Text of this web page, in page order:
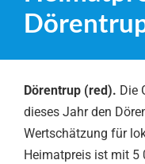
Dörentrup (red). Die
dieses Jahr den
Wertschätzung für
Heimatpreis ist mit 5